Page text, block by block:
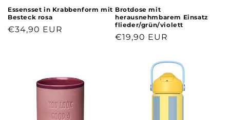
Essensset in Krabbenform mit
Besteck rosa
Normaler
€34,90 EUR
Brotdose mit
herausnehmbarem Einsatz
flieder/grün/violett
Normaler
€19,90 EUR